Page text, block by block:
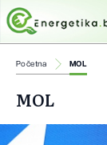
Početna MOL
MOL